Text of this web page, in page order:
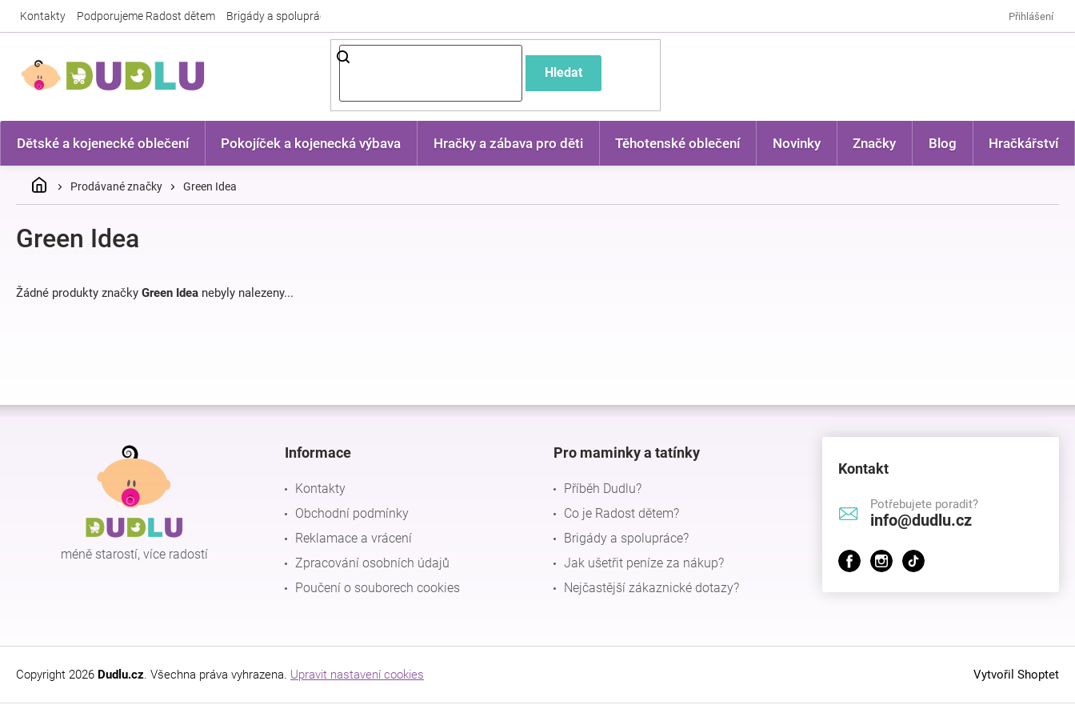
Kontakty Podporujeme Radost dětem Brigády a spolupráce Přihlášení
Hledat
Dětské a kojenecké oblečení Pokojíček a kojenecká výbava Hračky a zábava pro děti Těhotenské oblečení Novinky Značky Blog Hračkářství
DomůProdávané značky Green Idea
Green Idea
Žádné produkty značky Green Idea nebyly nalezeny...
Z
méně starostí, více radostí
Informace
Kontakty
Obchodní podmínky
Reklamace a vrácení
Zpracování osobních údajů
Poučení o souborech cookies
Pro maminky a tatínky
Příběh Dudlu?
Co je Radost dětem?
Brigády a spolupráce?
Jak ušetřit peníze za nákup?
Nejčastější zákaznické dotazy?
Kontakt
Potřebujete poradit?
info@dudlu.cz
Vytvořil Shoptet
Copyright 2026 Dudlu.cz. Všechna práva vyhrazena. Upravit nastavení cookies